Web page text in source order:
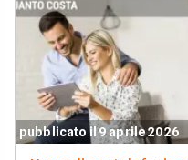
pubblicato il 9 aprile 2026